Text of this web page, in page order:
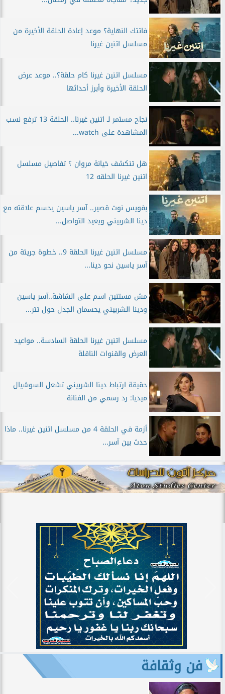
فاتتك النهاية؟ موعد إعادة الحلقة الأخيرة من
مسلسل اتنين غيرنا
مسلسل اتنين غيرنا كام حلقة؟.. موعد عرض
الحلقة الأخيرة وأبرز أحداثها
نجاح مستمر لـ اتنين غيرنا.. الحلقة 13 ترفع نسب
المشاهدة على watch...
هل تنكشف خيانة مروان ؟ تفاصيل مسلسل
اتنين غيرنا الحلقه 12
بفويس نوت قصير.. آسر ياسين يحسم علاقته مع
دينا الشربيني ويعيد التواصل...
مسلسل اتنين غيرنا الحلقة 9.. خطوة جريئة من
آسر ياسين نحو دينا...
مش مستنين اسم على الشاشة..آسر ياسين
ودينا الشربيني يحسمان الجدل حول تتر...
مسلسل اتنين غيرنا الحلقة السادسة.. مواعيد
العرض والقنوات الناقلة
حقيقة ارتباط دينا الشربيني تشعل السوشيال
ميديا: رد رسمي من الفنانة
أزمة في الحلقة 4 من مسلسل اتنين غيرنا.. ماذا
حدث بين آسر...
فن وثقافة